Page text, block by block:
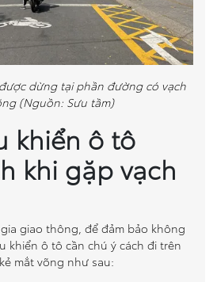
dừng tại phần đường có vạch
(Nguồn: Sưu tầm)
khiển ô tô
khi gặp vạch
giao thông, để đảm bảo không
khiển ô tô cần chú ý cách đi trên
mắt võng như sau: